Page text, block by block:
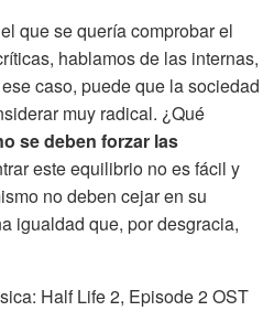
que se quería comprobar el
hablamos de las internas,
caso, puede que la sociedad
muy radical. ¿Qué
se deben forzar las
este equilibrio no es fácil y
no deben cejar en su
igualdad que, por desgracia,
Half Life 2, Episode 2 OST